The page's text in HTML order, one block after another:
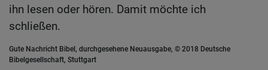
ihn lesen oder hören. Damit möchte ich
schließen.
Gute Nachricht Bibel, durchgesehene Neuausgabe, © 2018 Deutsche
Bibelgesellschaft, Stuttgart